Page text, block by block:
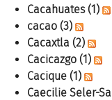
Cacahuates (1)
cacao (3)
Cacaxtla (2)
Cacicazgo (1)
Cacique (1)
Caecilie Seler-